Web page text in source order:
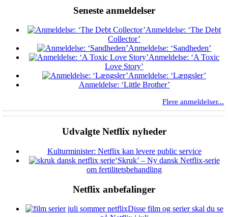
Seneste anmeldelser
Anmeldelse: ‘The Debt
Collector’
Anmeldelse: ‘Sandheden’
Anmeldelse: ‘A Toxic
Love Story’
Anmeldelse: ‘Længsler’
Anmeldelse: ‘Little Brother’
Flere anmeldelser...
Udvalgte Netflix nyheder
Kulturminister: Netflix kan levere public service
‘Skruk’ – Ny dansk Netflix-serie
om fertilitetsbehandling
Netflix anbefalinger
Disse film og serier skal du se